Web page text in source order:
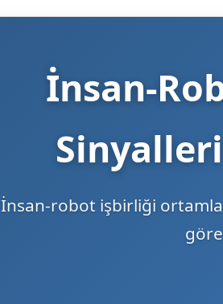
İnsan-
İnsan-robot işbirliği